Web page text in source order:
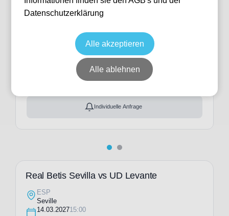
Longside Upper
15:00
10 verfügbar
ESP
Estadio Benito Villamarín
Ticket(s) + Hotel
Individuelle Anfrage
Real Betis Sevilla vs UD Levante
ESP
Seville
14.03.202715:00
Datenschutzerklärung
Alle akzeptieren
Alle ablehnen